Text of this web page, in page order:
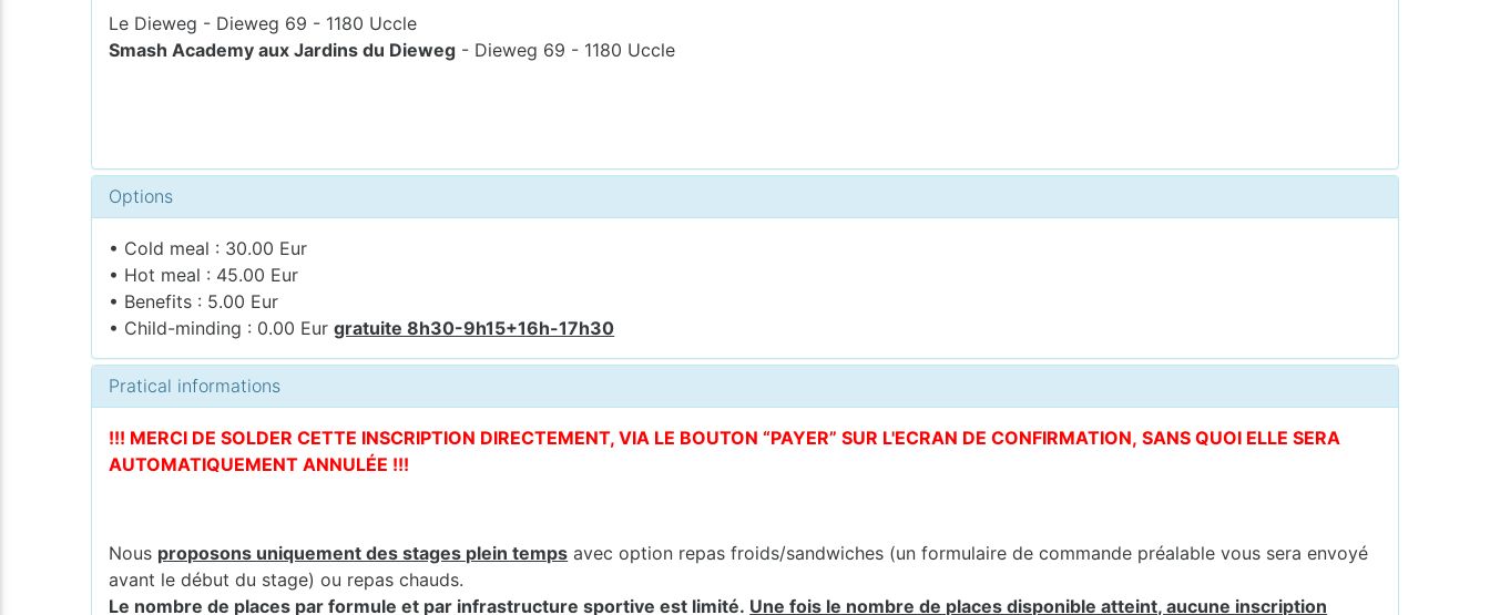
Le Dieweg - Dieweg 69 - 1180 Uccle
Smash Academy aux Jardins du Dieweg - Dieweg 69 - 1180 Uccle
Options
• Cold meal : 30.00 Eur
• Hot meal : 45.00 Eur
• Benefits : 5.00 Eur
• Child-minding : 0.00 Eurgratuite 8h30-9h15+16h-17h30
Pratical informations
!!! MERCI DE SOLDER CETTE INSCRIPTION DIRECTEMENT, VIA LE BOUTON “PAYER” SUR L'ECRAN DE CONFIRMATION, SANS QUOI ELLE SERA
AUTOMATIQUEMENT ANNULÉE !!!
Nous proposons uniquement des stages plein temps avec option repas froids/sandwiches (un formulaire de commande préalable vous sera envoyé
avant le début du stage) ou repas chauds.
Le nombre de places par formule et par infrastructure sportive est limité. Une fois le nombre de places disponible atteint, aucune inscription